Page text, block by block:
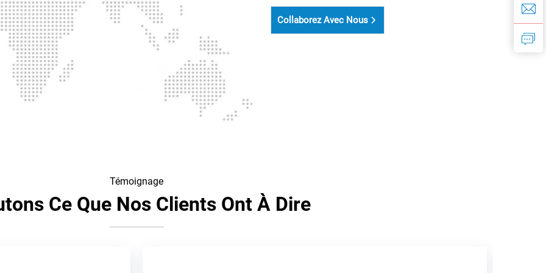
Collaborez Avec Nous
Témoignage
Ce Que Nos Clients Ont À Dire